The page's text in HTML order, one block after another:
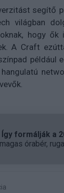
segítő
világban
hogy
A Craft
például
formálják a
órabér,